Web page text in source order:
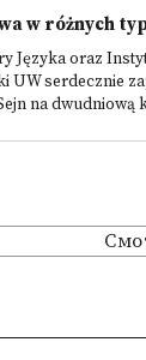
w różnych
Języka oraz
UW serdecznie
na dwudniową